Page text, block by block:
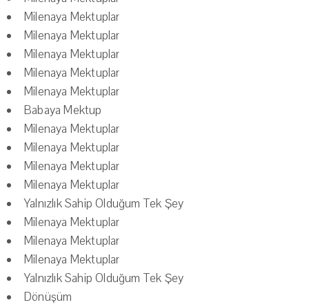
Milenaya Mektuplar
Milenaya Mektuplar
Milenaya Mektuplar
Milenaya Mektuplar
Milenaya Mektuplar
Babaya Mektup
Milenaya Mektuplar
Milenaya Mektuplar
Milenaya Mektuplar
Milenaya Mektuplar
Yalnızlık Sahip Olduğum Tek Şey
Milenaya Mektuplar
Milenaya Mektuplar
Milenaya Mektuplar
Yalnızlık Sahip Olduğum Tek Şey
Dönüşüm